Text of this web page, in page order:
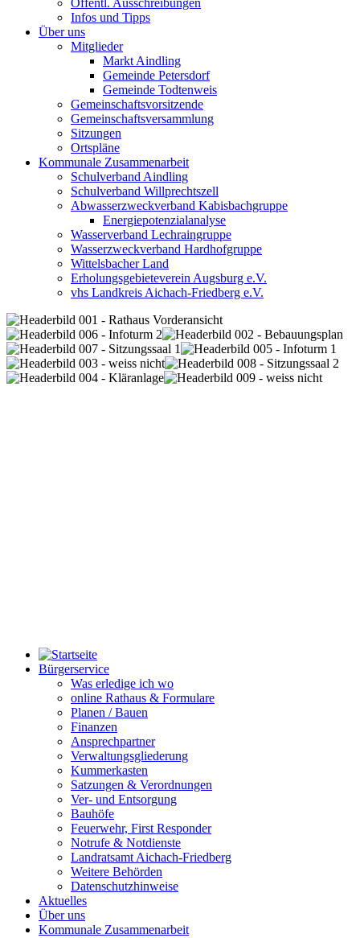
Öffentl. Ausschreibungen
Infos und Tipps
Über uns
Mitglieder
Markt Aindling
Gemeinde Petersdorf
Gemeinde Todtenweis
Gemeinschaftsvorsitzende
Gemeinschaftsversammlung
Sitzungen
Ortspläne
Kommunale Zusammenarbeit
Schulverband Aindling
Schulverband Willprechtszell
Abwasserzweckverband Kabisbachgruppe
Energiepotenzialanalyse
Wasserverband Lechraingruppe
Wasserzweckverband Hardhofgruppe
Wittelsbacher Land
Erholungsgebieteverein Augsburg e.V.
vhs Landkreis Aichach-Friedberg e.V.
Bürgerservice
Was erledige ich wo
online Rathaus & Formulare
Planen / Bauen
Finanzen
Ansprechpartner
Verwaltungsgliederung
Kummerkasten
Satzungen & Verordnungen
Ver- und Entsorgung
Bauhöfe
Feuerwehr, First Responder
Notrufe & Notdienste
Landratsamt Aichach-Friedberg
Weitere Behörden
Datenschutzhinweise
Aktuelles
Über uns
Kommunale Zusammenarbeit